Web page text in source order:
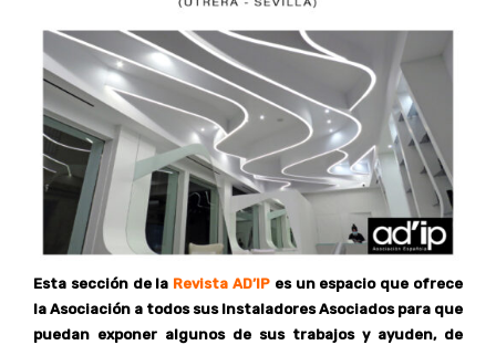
Esta sección de la Revista AD’IP es un espacio que ofrece
la Asociación a todos sus Instaladores Asociados para que
puedan exponer algunos de sus trabajos y ayuden, de